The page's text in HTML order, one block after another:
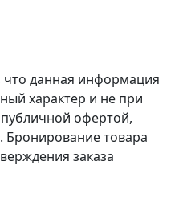
данная информация
характер и не при
публичной офертой,
Бронирование товара
заказа